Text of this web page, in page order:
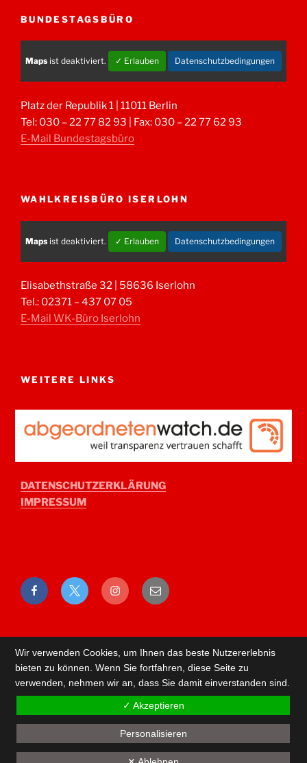
BUNDESTAGSBÜRO
Maps ist deaktiviert. ✓ Erlauben Datenschutzbedingungen
Platz der Republik 1 | 11011 Berlin
Tel: 030 – 22 77 82 93 | Fax: 030 – 22 77 62 93
E-Mail Bundestagsbüro
WAHLKREISBÜRO ISERLOHN
Maps ist deaktiviert. ✓ Erlauben Datenschutzbedingungen
Elisabethstraße 32 | 58636 Iserlohn
Tel.: 02371 – 437 07 05
E-Mail WK-Büro Iserlohn
WEITERE LINKS
DATENSCHUTZERKLÄRUNG
IMPRESSUM
FacebookTwitter Instagram
E-
Mail
Wir verwenden Cookies, um Ihnen das beste Nutzererlebnis
bieten zu können. Wenn Sie fortfahren, diese Seite zu
verwenden, nehmen wir an, dass Sie damit einverstanden sind.
✓ Akzeptieren
Personalisieren